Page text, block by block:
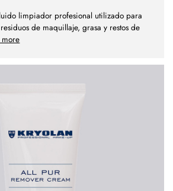
limpiador profesional utilizado para
de maquillaje, grasa y restos de
more